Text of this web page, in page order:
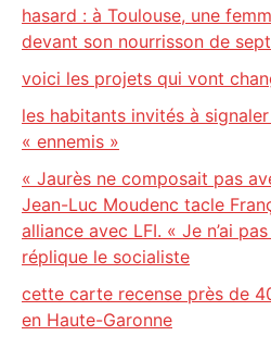
hasard : à Toulouse, une
devant son nourrisson de
voici les projets qui vont
les habitants invités à
« ennemis »
« Jaurès ne composait pas
Jean-Luc Moudenc tacle
alliance avec LFI. « Je n’ai
réplique le socialiste
cette carte recense près de
en Haute-Garonne